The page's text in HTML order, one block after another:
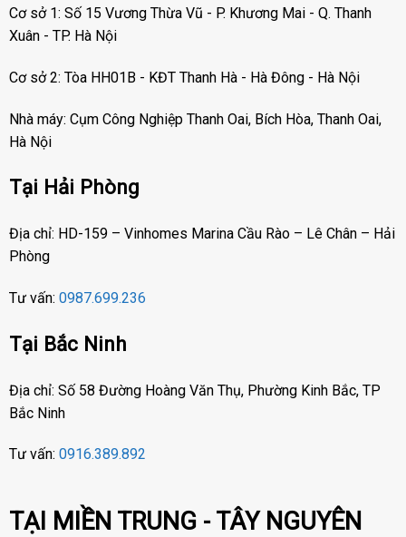
Cơ sở 1: Số 15 Vương Thừa Vũ - P. Khương Mai - Q. Thanh
Xuân - TP. Hà Nội
Cơ sở 2: Tòa HH01B - KĐT Thanh Hà - Hà Đông - Hà Nội
Nhà máy: Cụm Công Nghiệp Thanh Oai, Bích Hòa, Thanh Oai,
Hà Nội
Tại Hải Phòng
Địa chỉ: HD-159 – Vinhomes Marina Cầu Rào – Lê Chân – Hải
Phòng
Tư vấn: 0987.699.236
Tại Bắc Ninh
Địa chỉ: Số 58 Đường Hoàng Văn Thụ, Phường Kinh Bắc, TP
Bắc Ninh
Tư vấn: 0916.389.892
TẠI MIỀN TRUNG - TÂY NGUYÊN